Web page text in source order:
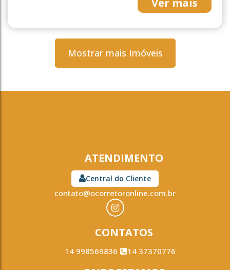
Ver mais
Mostrar mais Imóveis
ATENDIMENTO
Central do Cliente
contato@ocorretoronline.com.br
CONTATOS
14 998569836 14 37370776